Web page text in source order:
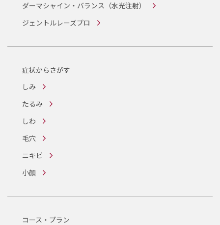
ダーマシャイン・バランス （水光注射）
ジェントルレーズプロ
症状からさがす
しみ
たるみ
しわ
毛穴
ニキビ
小顔
コース・プラン